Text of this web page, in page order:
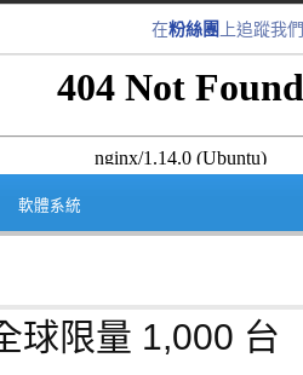
在粉絲團 上追蹤我們
跳至內容區
軟體系統
球限量 1,000 台